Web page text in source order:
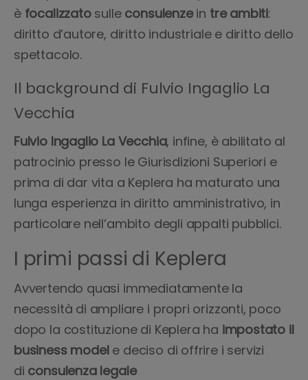
è focalizzatosulle consulenzein tre ambiti:
diritto d’autore, diritto industriale e diritto dello
spettacolo.
Il background di Fulvio Ingaglio La
Vecchia
Fulvio Ingaglio La Vecchia, infine, è abilitato al
patrocinio presso le Giurisdizioni Superiori e
prima di dar vita a Keplera ha maturato una
lunga esperienza in diritto amministrativo, in
particolare nell’ambito degli appalti pubblici.
I primi passi di Keplera
Avvertendo quasi immediatamente la
necessità di ampliare i propri orizzonti, poco
dopo la costituzione di Keplera ha impostato il
business modele deciso di offrire i servizi
di consulenza legale